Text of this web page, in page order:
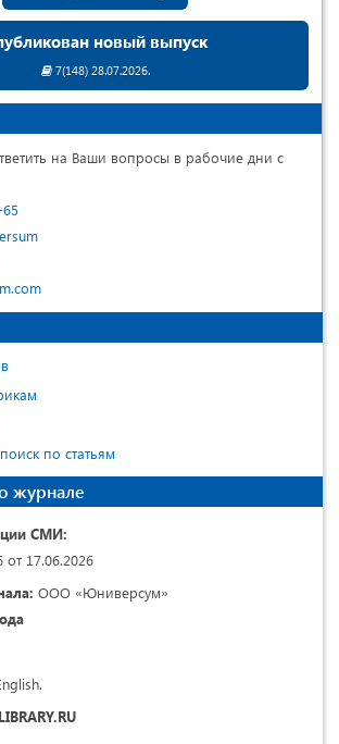
новый выпуск
7(148) 28.07.2026.
на Ваши вопросы в рабочие дни с
по статьям
журнале
СМИ:
17.06.2026
ООО «Юниверсум»